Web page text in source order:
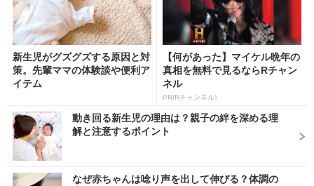
新生児がグズグズする原因と対
策。先輩ママの体験談や便利ア
イテム
【何があった】マイケル晩年の
真相を無料で見るならRチャン
ネル
PR(Rチャンネル)
動き回る新生児の理由は？親子の絆を深める理
解と注意するポイント
なぜ赤ちゃんは唸り声を出して伸びる？体調の